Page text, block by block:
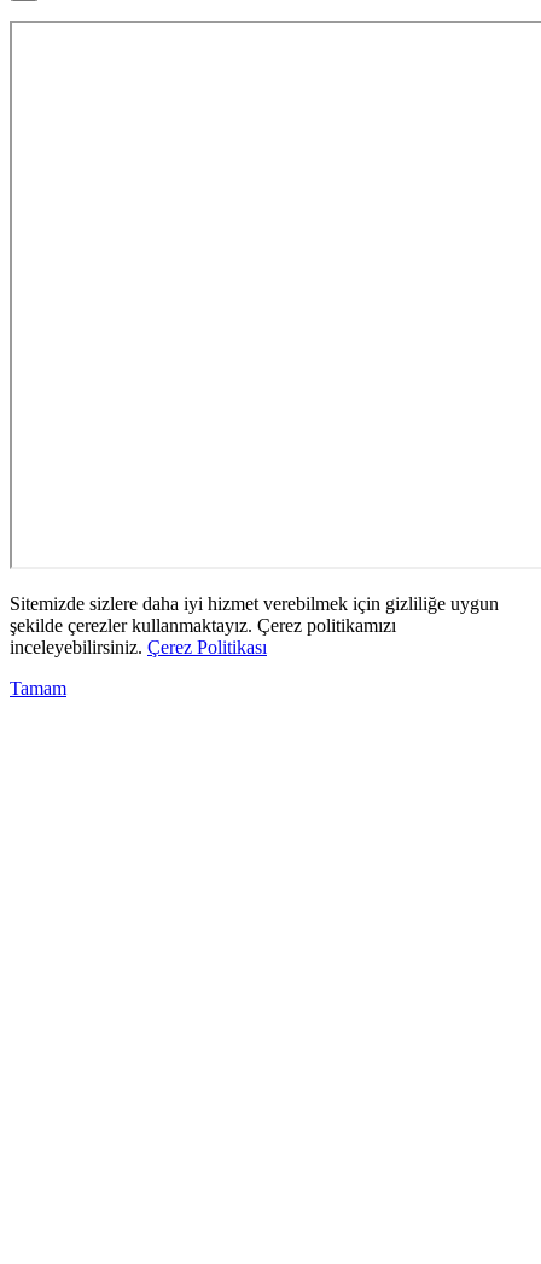
Sitemizde sizlere daha iyi hizmet verebilmek için gizliliğe uygun
şekilde çerezler kullanmaktayız. Çerez politikamızı
inceleyebilirsiniz. Çerez Politikası
Tamam